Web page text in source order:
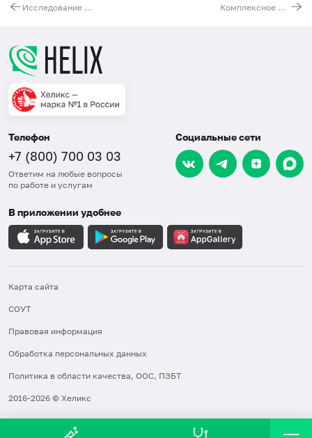
Исследование индекса ристоцетиновой активности фактора фон Виллебранда (vWF:Co/Ag) Комплексное исследование функциональной активности фактора фон Виллебранда (WF:Co/AG и vWF:CBA/AG)
Телефон
+7 (800) 700 03 03
Ответим на любые вопросы
по работе и услугам
Социальные сети
В приложении удобнее
Карта сайта
СОУТ
Правовая информация
Обработка персональных данных
Политика в области качества, ООС, ПЗБТ
2016-2026 © Хеликс